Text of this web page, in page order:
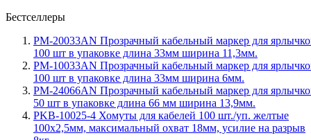
Бестселлеры
PM-20033AN Прозрачный кабельный маркер для
100 шт в упаковке длина 33мм ширина 11,3мм.
PM-10033AN Прозрачный кабельный маркер для
100 шт в упаковке длина 33мм ширина 6мм.
PM-24066AN Прозрачный кабельный маркер для
50 шт в упаковке длина 66 мм ширина 13,9мм.
PKB-10025-4 Хомуты для кабелей 100 шт./уп. желтые
100х2,5мм, максимальный охват 18мм, усилие на разрыв